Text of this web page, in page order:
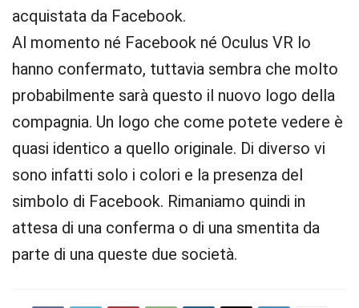
acquistata da Facebook.
Al momento né Facebook né Oculus VR lo
hanno confermato, tuttavia sembra che molto
probabilmente sarà questo il nuovo logo della
compagnia. Un logo che come potete vedere è
quasi identico a quello originale. Di diverso vi
sono infatti solo i colori e la presenza del
simbolo di Facebook. Rimaniamo quindi in
attesa di una conferma o di una smentita da
parte di una queste due società.